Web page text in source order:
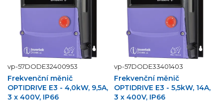
vp-57DODE32400953
Frekvenční měnič
OPTIDRIVE E3 - 4,0kW, 9,5A,
3 x 400V, IP66
vp-57DODE33401403
Frekvenční měnič
OPTIDRIVE E3 - 5,5kW, 14A,
3 x 400V, IP66